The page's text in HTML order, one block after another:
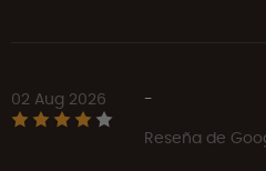
02 Aug 2026
-
Reseña de